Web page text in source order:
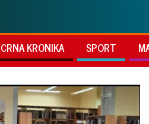
CRNA KRONIKA SPORT